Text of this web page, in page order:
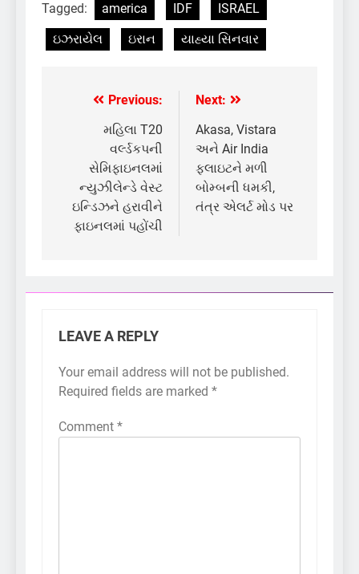
Tagged: america IDF
ISRAEL
ઇઝરાયેલ
ઇરાન યાહ્યા સિનવાર
Post
navigation
Previous:
મહિલા T20
વર્લ્ડકપની
સેમિફાઇનલમાં
ન્યુઝીલેન્ડે વેસ્ટ
ઇન્ડિઝને હરાવીને
ફાઇનલમાં પહોંચી
Next:
Akasa, Vistara
અને Air India
ફલાઇટને મળી
બોમ્બની ધમકી,
તંત્ર એલર્ટ મોડ પર
LEAVE A REPLY
Your email address will not be published.
Required fields are marked *
Comment *